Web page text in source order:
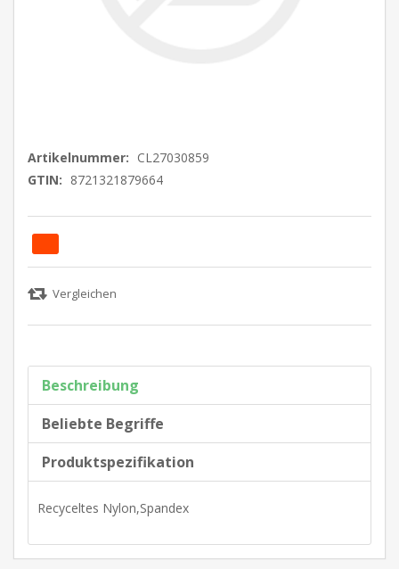
Artikelnummer: CL27030859
GTIN: 8721321879664
Beschreibung
Beliebte Begriffe
Produktspezifikation
Recyceltes Nylon,Spandex